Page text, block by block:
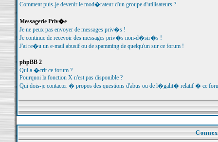
Comment puis-je devenir le mod�rateur d'un groupe d'utilisateurs ?
Messagerie Priv�e
Je ne peux pas envoyer de messages priv�s !
Je continue de recevoir des messages priv�s non-d�sir�s !
J'ai re�u un e-mail abusif ou de spamming de quelqu'un sur ce forum !
phpBB 2
Qui a �crit ce forum ?
Pourquoi la fonction X n'est pas disponible ?
Qui dois-je contacter � propos des questions d'abus ou de l�galit� relatif � ce